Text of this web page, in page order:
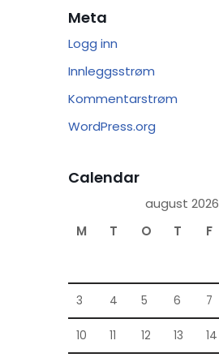
Meta
Logg inn
Innleggsstrøm
Kommentarstrøm
WordPress.org
Calendar
august 2026
M
T O T F
3 4 5 6 7
10 11 12 13 14